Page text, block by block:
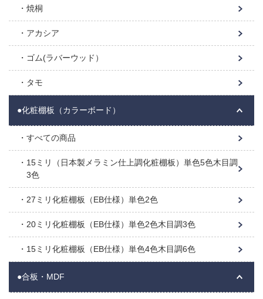
焼桐
アカシア
ゴム(ラバーウッド）
タモ
●化粧棚板（カラーボード）
すべての商品
15ミリ（日本製メラミン仕上調化粧棚板）単色5色木目調
3色
27ミリ化粧棚板（EB仕様）単色2色
20ミリ化粧棚板（EB仕様）単色2色木目調3色
15ミリ化粧棚板（EB仕様）単色4色木目調6色
●合板・MDF